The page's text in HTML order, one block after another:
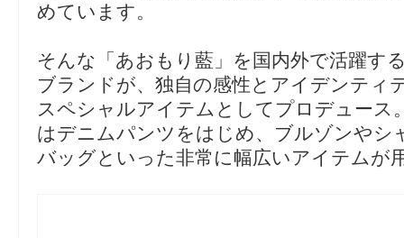
めています。
そんな「あおもり藍」を国内外で活躍す
ブランドが、独自の感性とアイデンティ
スペシャルアイテムとしてプロデュース
はデニムパンツをはじめ、ブルゾンやシ
バッグといった非常に幅広いアイテムが